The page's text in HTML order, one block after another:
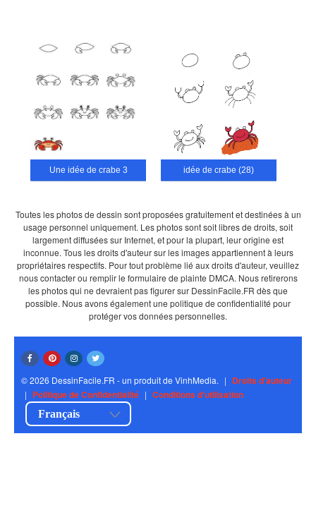
Une idée de crabe 3 idée de crabe (28)
Toutes les photos de dessin sont proposées gratuitement et destinées à un
usage personnel uniquement. Les photos sont soit libres de droits, soit
largement diffusées sur Internet, et pour la plupart, leur origine est
inconnue. Tous les droits d'auteur sur les images appartiennent à leurs
propriétaires respectifs. Pour tout problème lié aux droits d'auteur, veuillez
nous contacter ou remplir le formulaire de plainte DMCA. Nous retirerons
les photos qui ne devraient pas figurer sur DessinFacile.FR dès que
possible. Nous avons également une politique de confidentialité pour
protéger vos données personnelles.
© 2026 DessinFacile.FR - un produit de VinhMedia. | Droits d'auteur
| Politique de Confidentialité | Conditions d'utilisation
Français